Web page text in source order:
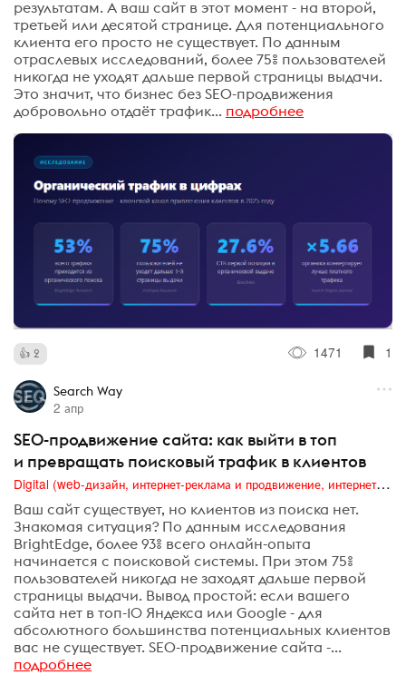
результатам. А ваш сайт в этот момент - на второй,
третьей или десятой странице. Для потенциального
клиента его просто не существует. По данным
отраслевых исследований, более 75% пользователей
никогда не уходят дальше первой страницы выдачи.
Это значит, что бизнес без SEO-продвижения
добровольно отдаёт трафик... подробнее
2 1471 1
Search Way
2 апр
SEO-продвижение сайта: как выйти в топ
и превращать поисковый трафик в клиентов
Digital (web-дизайн, интернет-реклама и продвижение, интернет-сообщества и блоги, интернет-коммуникации, мобильный маркетинг, реклама на цифровых экранах)
Ваш сайт существует, но клиентов из поиска нет.
Знакомая ситуация? По данным исследования
BrightEdge, более 93% всего онлайн-опыта
начинается с поисковой системы. При этом 75%
пользователей никогда не заходят дальше первой
страницы выдачи. Вывод простой: если вашего
сайта нет в топ-10 Яндекса или Google - для
абсолютного большинства потенциальных клиентов
вас не существует. SEO-продвижение сайта -...
подробнее